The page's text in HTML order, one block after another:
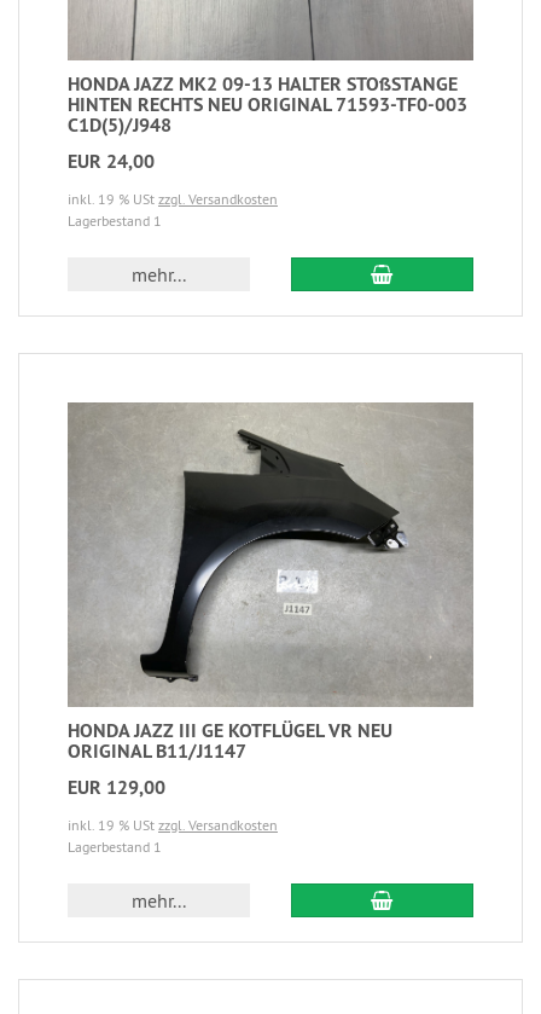
HONDA JAZZ MK2 09-13 HALTER STOßSTANGE
HINTEN RECHTS NEU ORIGINAL 71593-TF0-003
C1D(5)/J948
EUR 24,00
inkl. 19 % USt zzgl. Versandkosten
Lagerbestand 1
mehr...
HONDA JAZZ III GE KOTFLÜGEL VR NEU
ORIGINAL B11/J1147
EUR 129,00
inkl. 19 % USt zzgl. Versandkosten
Lagerbestand 1
mehr...